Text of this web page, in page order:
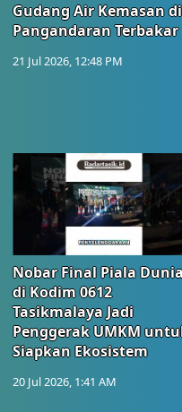
Gudang Air Kemasan di
Pangandaran Terbakar
21 Jul 2026, 12:48 PM
Nobar Final Piala
di Kodim 0612
Tasikmalaya Jadi
Penggerak UMKM
Siapkan Ekosistem
20 Jul 2026, 1:41 AM